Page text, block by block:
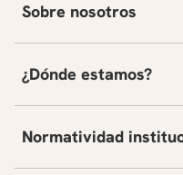
Sobre nosotros
¿Dónde estamos?
Normatividad